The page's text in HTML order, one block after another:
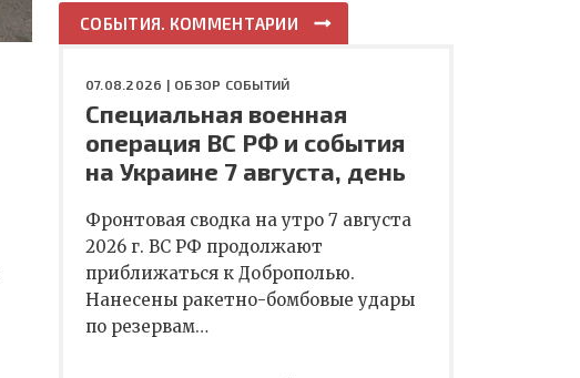
СОБЫТИЯ. КОММЕНТАРИИ
07.08.2026 | ОБЗОР СОБЫТИЙ
Специальная военная
операция ВС РФ и события
на Украине 7 августа, день
Фронтовая сводка на утро 7 августа
2026 г. ВС РФ продолжают
приближаться к Доброполью.
Нанесены ракетно-бомбовые удары
по резервам…